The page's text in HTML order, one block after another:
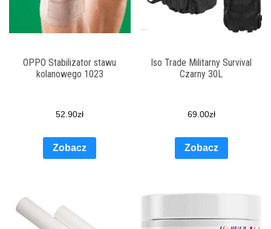
OPPO Stabilizator stawu
kolanowego 1023
52.90zł
Zobacz
Iso Trade Militarny Survival
Czarny 30L
69.00zł
Zobacz